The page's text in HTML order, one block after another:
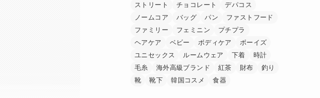
ストリート
チョコレート
デパコス
ノームコア
バッグ パン
ファストフード
ファミリー
フェミニン
プチプラ
ヘアケア
ベビー ボディケア
ボーイズ
ユニセックス
ルームウェア 下着
時計
毛糸
海外高級ブランド 紅茶 財布
釣り
靴
靴下 韓国コスメ 食器